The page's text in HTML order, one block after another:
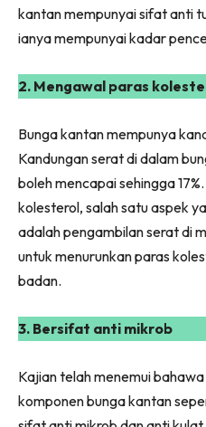
Ilham Impiana
Ilham Impiana
Impiana TV
Impiana
Lahar Dekor
Sembang Dekor
Sembang Laman
Tip Impiana
Tip Laman
Hub
kantan mempunyai sifat anti
ianya mempunyai kadar
2. Mengawal paras
Bunga kantan mempunya
Kandungan serat di dalam
boleh mencapai sehingga
kolesterol, salah satu aspek
adalah pengambilan serat di
untuk menurunkan paras
badan.
3. Bersifat anti mikrob
Kajian telah menemui
komponen bunga kantan